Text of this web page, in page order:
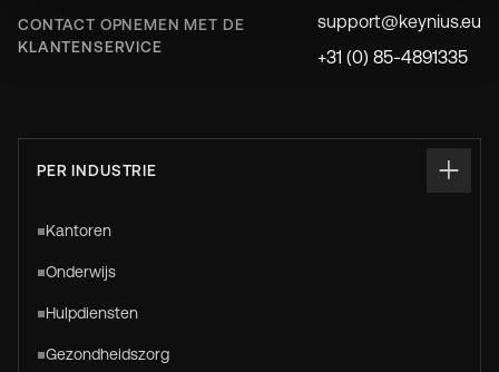
CONTACT OPNEMEN MET DE
KLANTENSERVICE
support@keynius.eu
+31 (0) 85-4891335
PER INDUSTRIE
Kantoren
Onderwijs
Hulpdiensten
Gezondheidszorg